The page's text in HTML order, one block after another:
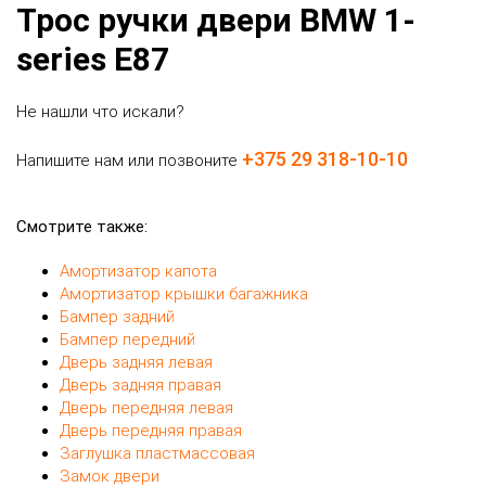
Трос ручки двери BMW 1-
series E87
Не нашли что искали?
Напишите нам или позвоните +375 29 318-10-10
Смотрите также:
Амортизатор капота
Амортизатор крышки багажника
Бампер задний
Бампер передний
Дверь задняя левая
Дверь задняя правая
Дверь передняя левая
Дверь передняя правая
Заглушка пластмассовая
Замок двери